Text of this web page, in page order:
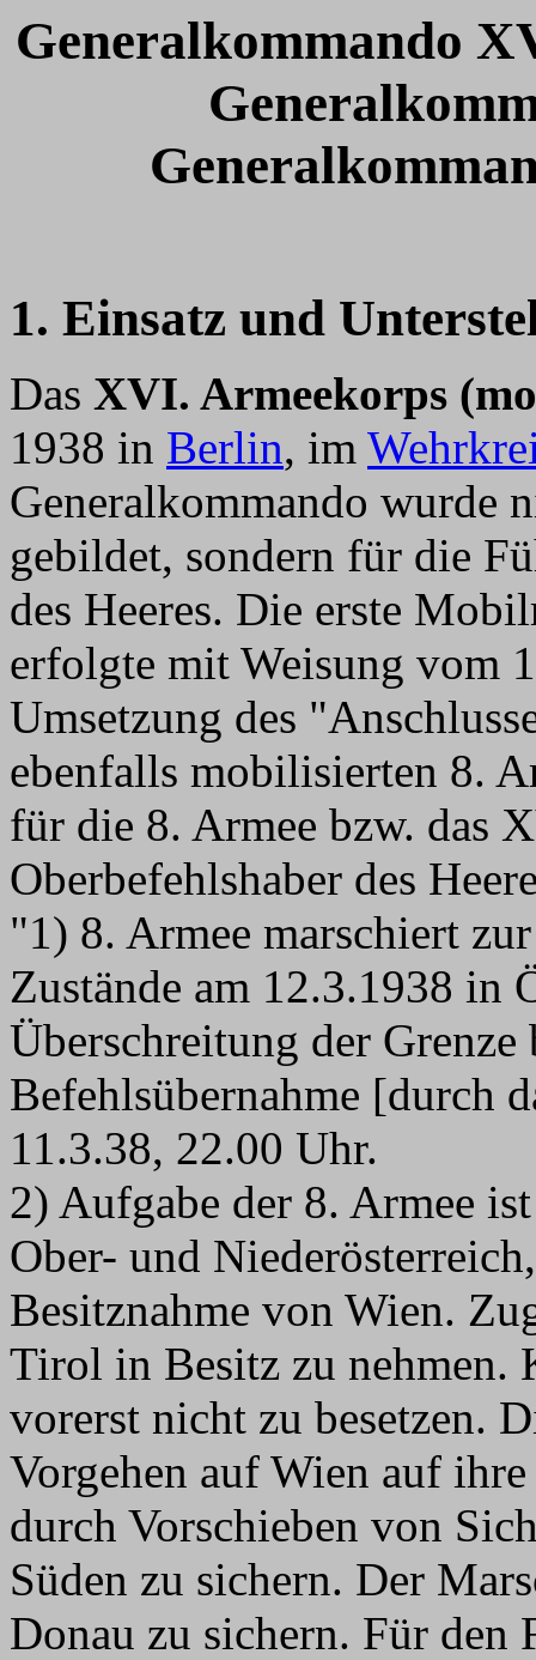
Generalkommando
1. Einsatz und
Das XVI. Armeekorps
1938 in Berlin, im
Generalkommando wurde
gebildet, sondern für die
des Heeres. Die erste
erfolgte mit Weisung vom
Umsetzung des
ebenfalls mobilisierten 8.
für die 8. Armee bzw. das
Oberbefehlshaber des
"1) 8. Armee marschiert
Zustände am 12.3.1938 in
Überschreitung der
Befehlsübernahme [durch
11.3.38, 22.00 Uhr.
2) Aufgabe der 8. Armee
Ober- und
Besitznahme von Wien.
Tirol in Besitz zu nehmen.
vorerst nicht zu besetzen.
Vorgehen auf Wien auf
durch Vorschieben von
Süden zu sichern. Der
Donau zu sichern. Für den